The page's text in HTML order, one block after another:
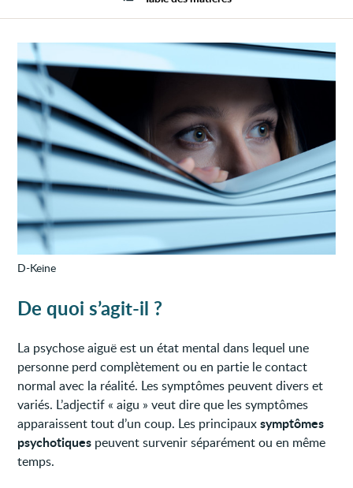
D-Keine
De quoi s’agit-il ?
La psychose aiguë est un état mental dans lequel une
personne perd complètement ou en partie le contact
normal avec la réalité. Les symptômes peuvent divers et
variés. L’adjectif « aigu » veut dire que les symptômes
apparaissent tout d’un coup. Les principauxsymptômes
psychotiques peuvent survenir séparément ou en même
temps.